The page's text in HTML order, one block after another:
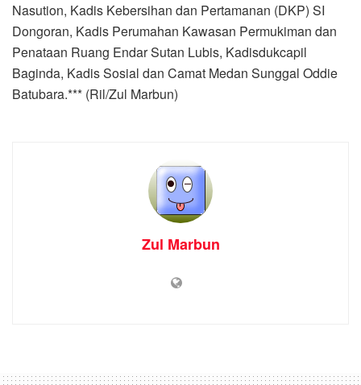
Nasution, Kadis Kebersihan dan Pertamanan (DKP) SI
Dongoran, Kadis Perumahan Kawasan Permukiman dan
Penataan Ruang Endar Sutan Lubis, Kadisdukcapil
Baginda, Kadis Sosial dan Camat Medan Sunggal Oddie
Batubara.*** (Ril/Zul Marbun)
Zul Marbun